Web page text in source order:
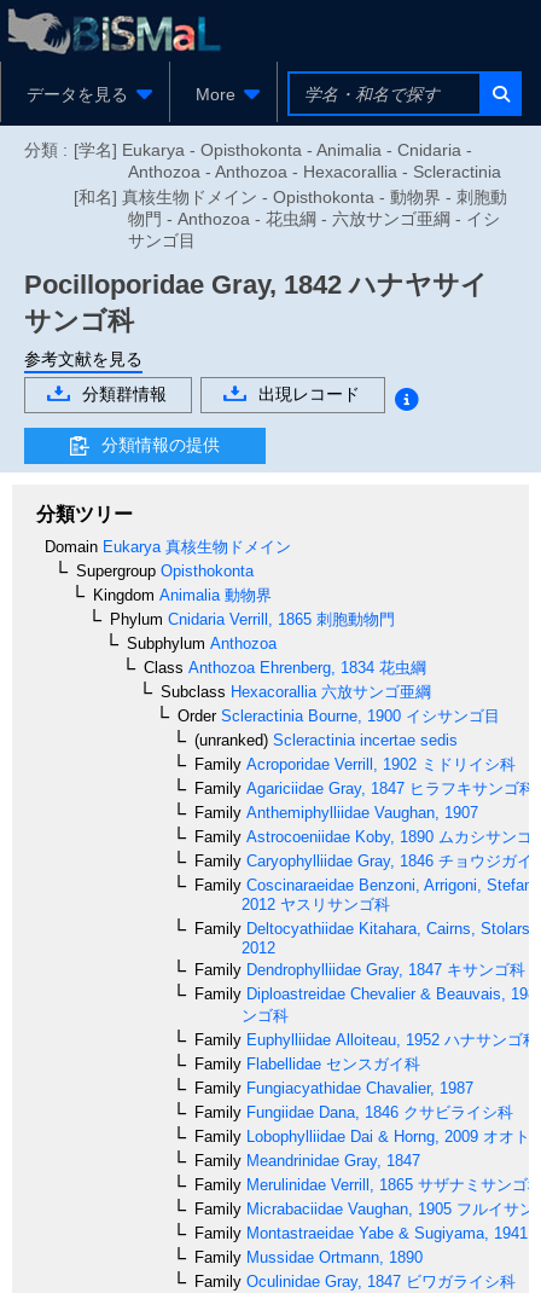
データを見る More
分類 : [学名] Eukarya - Opisthokonta - Animalia - Cnidaria -
Anthozoa - Anthozoa - Hexacorallia - Scleractinia
[和名] 真核生物ドメイン - Opisthokonta - 動物界 - 刺胞動
物門 - Anthozoa - 花虫綱 - 六放サンゴ亜綱 - イシ
サンゴ目
Pocilloporidae Gray, 1842 ハナヤサイ
サンゴ科
参考文献を見る
分類群情報
出現レコード
分類情報の提供
分類ツリー
Domain Eukarya 真核生物ドメイン
Supergroup Opisthokonta
Kingdom Animalia 動物界
Phylum Cnidaria Verrill, 1865 刺胞動物門
Subphylum Anthozoa
Class Anthozoa Ehrenberg, 1834 花虫綱
Subclass Hexacorallia 六放サンゴ亜綱
OrderScleractinia Bourne, 1900 イシサンゴ目
(unranked) Scleractinia incertae sedis
Family Acroporidae Verrill, 1902 ミドリイシ科
Family Agariciidae Gray, 1847 ヒラフキサンゴ科
Family Anthemiphylliidae Vaughan, 1907
Family Astrocoeniidae Koby, 1890 ムカシサンゴ
Family Caryophylliidae Gray, 1846 チョウジガイ
Family Coscinaraeidae Benzoni, Arrigoni,
2012 ヤスリサンゴ科
Family Deltocyathiidae Kitahara, Cairns,
2012
Family Dendrophylliidae Gray, 1847 キサンゴ科
Family Diploastreidae Chevalier & Beauvais,
ンゴ科
Family Euphylliidae Alloiteau, 1952 ハナサンゴ科
Family Flabellidae センスガイ科
Family Fungiacyathidae Chavalier, 1987
Family Fungiidae Dana, 1846 クサビライシ科
Family Lobophylliidae Dai & Horng, 2009 オオト
Family Meandrinidae Gray, 1847
Family Merulinidae Verrill, 1865 サザナミサンゴ
Family Micrabaciidae Vaughan, 1905 フルイサン
Family Montastraeidae Yabe & Sugiyama, 1941
Family Mussidae Ortmann, 1890
Family Oculinidae Gray, 1847 ビワガライシ科